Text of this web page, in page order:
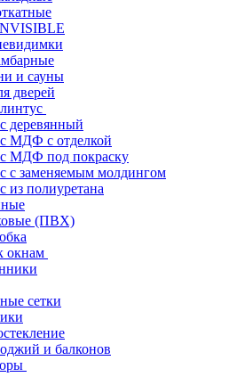
и сауны
дверей
деревянный
МДФ с отделкой
МДФ под покраску
с заменяемым молдингом
из полиуретана
(ПВХ)
окнам
сетки
и балконов